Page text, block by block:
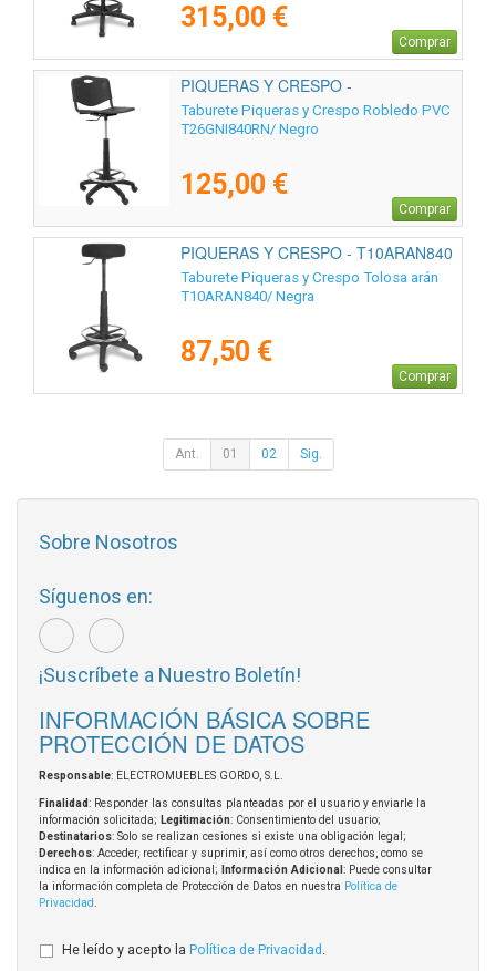
315,00 €
Comprar
PIQUERAS Y CRESPO -
T26GNI840RN
Taburete Piqueras y Crespo Robledo PVC
T26GNI840RN/ Negro
125,00 €
Comprar
PIQUERAS Y CRESPO - T10ARAN840
Taburete Piqueras y Crespo Tolosa arán
T10ARAN840/ Negra
87,50 €
Comprar
Ant. 01 02 Sig.
Sobre Nosotros
Síguenos en:
¡Suscríbete a Nuestro Boletín!
INFORMACIÓN BÁSICA SOBRE
PROTECCIÓN DE DATOS
Responsable: ELECTROMUEBLES GORDO, S.L.
Finalidad: Responder las consultas planteadas por el usuario y enviarle la
información solicitada; Legitimación: Consentimiento del usuario;
Destinatarios: Solo se realizan cesiones si existe una obligación legal;
Derechos: Acceder, rectificar y suprimir, así como otros derechos, como se
indica en la información adicional;
Información Adicional : Puede consultar
la información completa de Protección de Datos en nuestra Política de
Privacidad.
He leído y acepto la Política de Privacidad .